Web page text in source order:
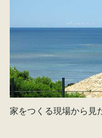
家をつくる現場から見